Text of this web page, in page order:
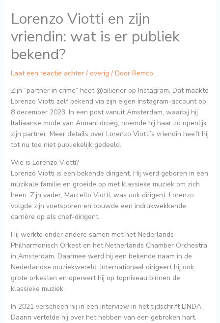
Lorenzo Viotti en zijn
vriendin: wat is er publiek
bekend?
Laat een reactie achter / overig / Door Remco
Zijn “partner in crime” heet @ailiener op Instagram. Dat maakte
Lorenzo Viotti zelf bekend via zijn eigen Instagram-account op
8 december 2023. In een post vanuit Amsterdam, waarbij hij
Italiaanse mode van Armani droeg, noemde hij haar zo openlijk
zijn partner. Meer details over Lorenzo Viotti’s vriendin heeft hij
tot nu toe niet publiekelijk gedeeld.
Wie is Lorenzo Viotti?
Lorenzo Viotti is een bekende dirigent. Hij werd geboren in een
muzikale familie en groeide op met klassieke muziek om zich
heen. Zijn vader, Marcello Viotti, was ook dirigent. Lorenzo
volgde zijn voetsporen en bouwde een indrukwekkende
carrière op als chef-dirigent.
Hij werkte onder andere samen met het Nederlands
Philharmonisch Orkest en het Netherlands Chamber Orchestra
in Amsterdam. Daarmee werd hij een bekende naam in de
Nederlandse muziekwereld. Internationaal dirigeert hij ook
grote orkesten en opereert hij op topniveau binnen de
klassieke muziek.
In 2021 verscheen hij in een interview in het tijdschrift LINDA.
Daarin vertelde hij over het hebben van een gebroken hart.